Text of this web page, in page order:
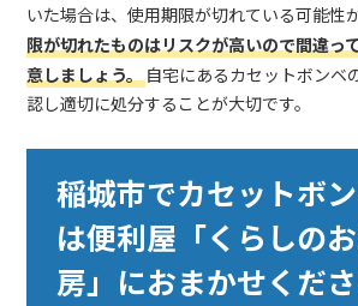
いた場合は、使用期限が切れている可能性
限が切れたものはリスクが高いので間違っ
意しましょう。自宅にあるカセットボンベ
認し適切に処分することが大切です。
稲城市でカセットボ
は便利屋「くらしの
房」におまかせくだ